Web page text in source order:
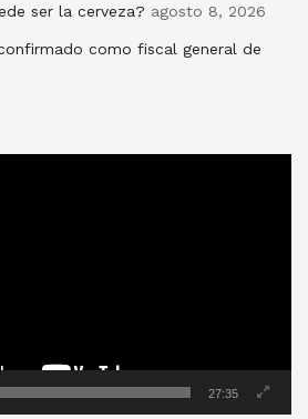
ser la cerveza? agosto 8, 2026
como fiscal general de
27:35